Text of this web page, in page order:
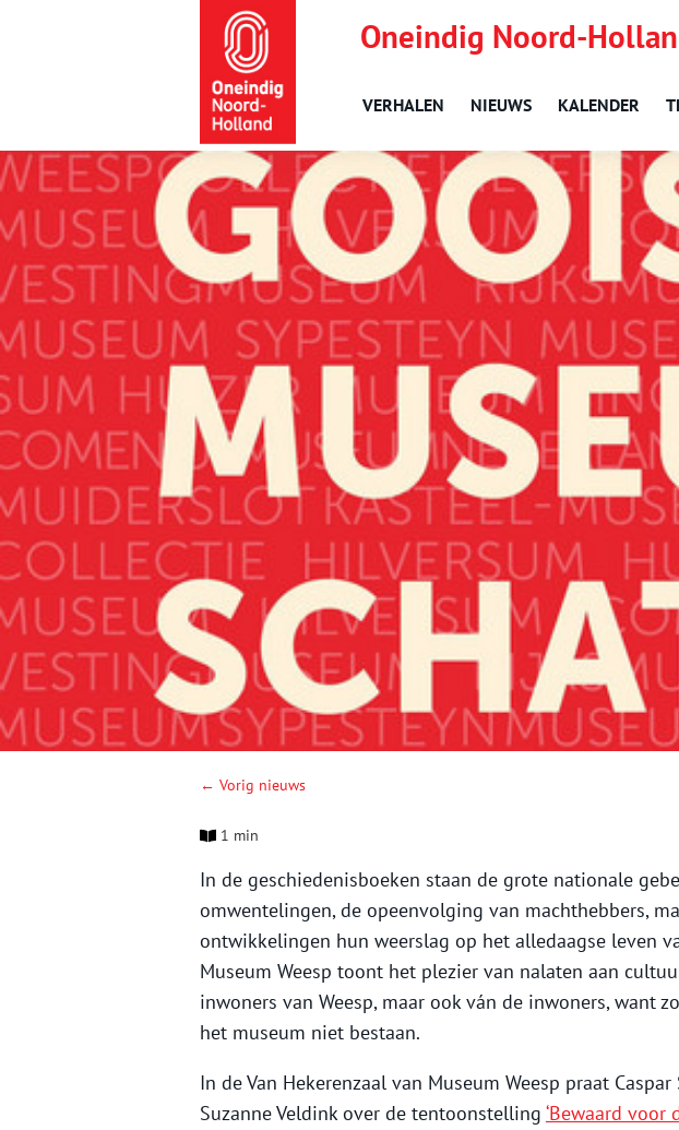
Oneindig Noord-
VERHALEN NIEUWS KALENDER
← Vorig nieuws
1 min
In de geschiedenisboeken staan de grote nationale
omwentelingen, de opeenvolging van machthebbers,
ontwikkelingen hun weerslag op het alledaagse leven
Museum Weesp toont het plezier van nalaten aan
inwoners van Weesp, maar ook ván de inwoners, want
het museum niet bestaan.
In de Van Hekerenzaal van Museum Weesp praat
Suzanne Veldink over de tentoonstelling ‘Bewaard voor